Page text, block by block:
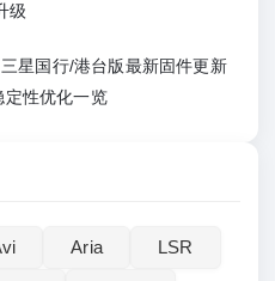
级
星国行/港台版最新固件更新
定性优化一览
Aria LSR